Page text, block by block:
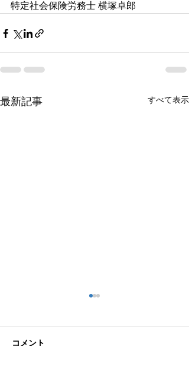
特定社会保険労務士 横塚卓郎
最新記事 すべて表示
コメント